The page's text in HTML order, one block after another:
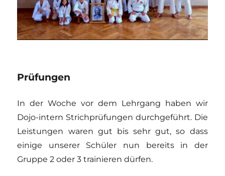
Prüfungen
In der Woche vor dem Lehrgang haben wir
Dojo-intern Strichprüfungen durchgeführt. Die
Leistungen waren gut bis sehr gut, so dass
einige unserer Schüler nun bereits in der
Gruppe 2 oder 3 trainieren dürfen.